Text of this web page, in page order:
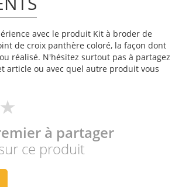
avec le produit Kit à broder de
de croix panthère coloré, la façon dont
réalisé. N'hésitez surtout pas à partagez
article ou avec quel autre produit vous
à partager
ce produit